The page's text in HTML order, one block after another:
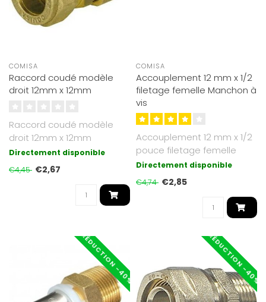
COMISA
Raccord coudé modèle
droit 12mm x 12mm
Raccord coudé modèle
droit 12mm x 12mm
Directement disponible
€4,45 €2,67
COMISA
Accouplement 12 mm x 1/2
filetage femelle Manchon à
vis
Accouplement 12 mm x 1/2
pouce filetage femelle
Directement disponible
€4,74 €2,85
RÉDUCTION -40% RÉDUCTION -40%